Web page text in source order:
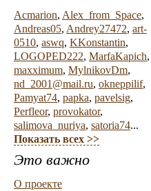
Acmarion, Alex_from_Space,
Andreas05, Andrey27472, art-
0510, aswq, KKonstantin,
LOGOPED222, MarfaKapich,
maxximum, MylnikovDm,
nd_2001@mail.ru, okneppilif,
Pamyat74, papka, pavelsig,
Perfleor, provokator,
salimova_nuriya, satoria74...
Показать всех >>
Это важно
О проекте